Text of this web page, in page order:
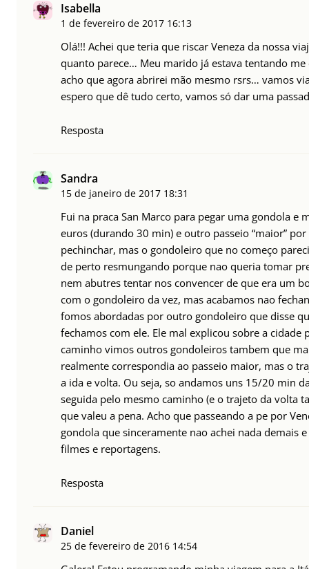
Isabella
1 de fevereiro de 2017 16:13
Olá!!! Achei que teria que riscar Veneza da nossa
quanto parece… Meu marido já estava tentando
acho que agora abrirei mão mesmo rsrs… vamos
espero que dê tudo certo, vamos só dar uma
Resposta
Sandra
15 de janeiro de 2017 18:31
Fui na praca San Marco para pegar uma gondola
euros (durando 30 min) e outro passeio “maior”
pechinchar, mas o gondoleiro que no começo
de perto resmungando porque nao queria tomar
nem abutres tentar nos convencer de que era um
com o gondoleiro da vez, mas acabamos nao
fomos abordadas por outro gondoleiro que disse
fechamos com ele. Ele mal explicou sobre a
caminho vimos outros gondoleiros tambem que
realmente correspondia ao passeio maior, mas o
a ida e volta. Ou seja, so andamos uns 15/20 min
seguida pelo mesmo caminho (e o trajeto da volta
que valeu a pena. Acho que passeando a pe por
gondola que sinceramente nao achei nada demais
filmes e reportagens.
Resposta
Daniel
25 de fevereiro de 2016 14:54